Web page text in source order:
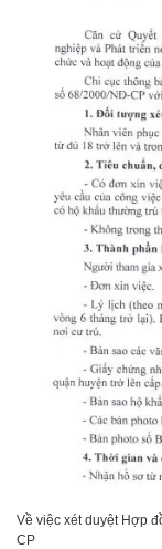
Về việc xét duyệt Hợp
CP